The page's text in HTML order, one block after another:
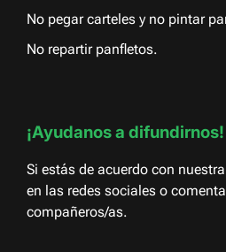
No pegar carteles y no pintar
No repartir panfletos.
¡Ayudanos a difundirnos!
Si estás de acuerdo con
en las redes sociales o
compañeros/as.